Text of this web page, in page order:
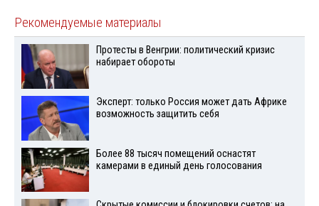
Рекомендуемые материалы
Протесты в Венгрии: политический кризис
набирает обороты
Эксперт: только Россия может дать Африке
возможность защитить себя
Более 88 тысяч помещений оснастят
камерами в единый день голосования